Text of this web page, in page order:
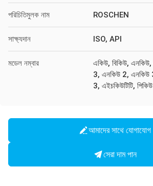
পরিচিতিমুলক নাম ROSCHEN
সাক্ষ্যদান ISO, API
মডেল নম্বার
একিউ, বিকিউ,
3, এনকিউ 2, এনকিউ
3, এইচকিউটিটি, পিকিউ
আমাদের সাথে যোগাযোগ
সেরা দাম পান